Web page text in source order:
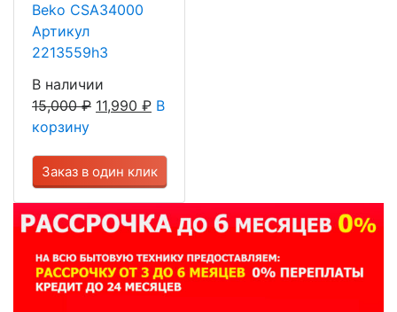
Beko CSA34000
Артикул
2213559h3
В наличии
15,000₽ 11,990 ₽ В
корзину
Заказ в один клик